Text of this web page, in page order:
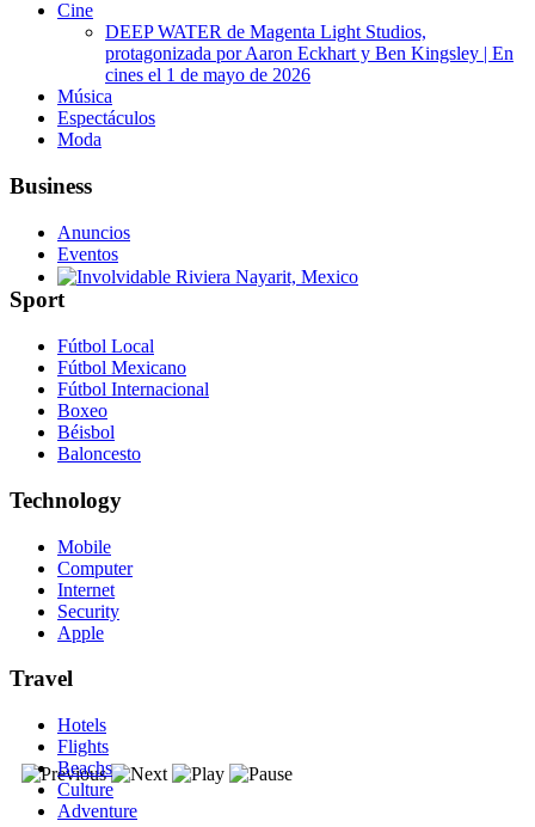
Involvidable Riviera Nayarit, Mexico
Cine
DEEP WATER de Magenta Light Studios,
protagonizada por Aaron Eckhart y Ben Kingsley | En
cines el 1 de mayo de 2026
Música
Espectáculos
Moda
Business
Anuncios
Eventos
Sport
Fútbol Local
Fútbol Mexicano
Fútbol Internacional
Boxeo
Béisbol
Baloncesto
Technology
Mobile
Computer
Internet
Security
Apple
Travel
Hotels
Flights
Beachs
Culture
Adventure